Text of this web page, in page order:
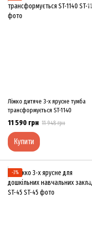
Ліжко дитяче 3-х ярусне тумба
трансформується ST-1140
11 590 грн 11 948 грн
Купити
−3%